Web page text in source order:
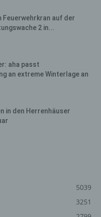
Feuerwehrkran auf der
2 in...
aha passt
an extreme Winterlage an
in den Herrenhäuser
5039
3251
(3) die
System auf
Referrer), (4)
ein zugreifendes
angesteuert werden,
Zugriffs auf die
Adresse (IP-
Provider des
im Falle von
werden vielmehr
Internetseite sowie
(3) die dauerhafte